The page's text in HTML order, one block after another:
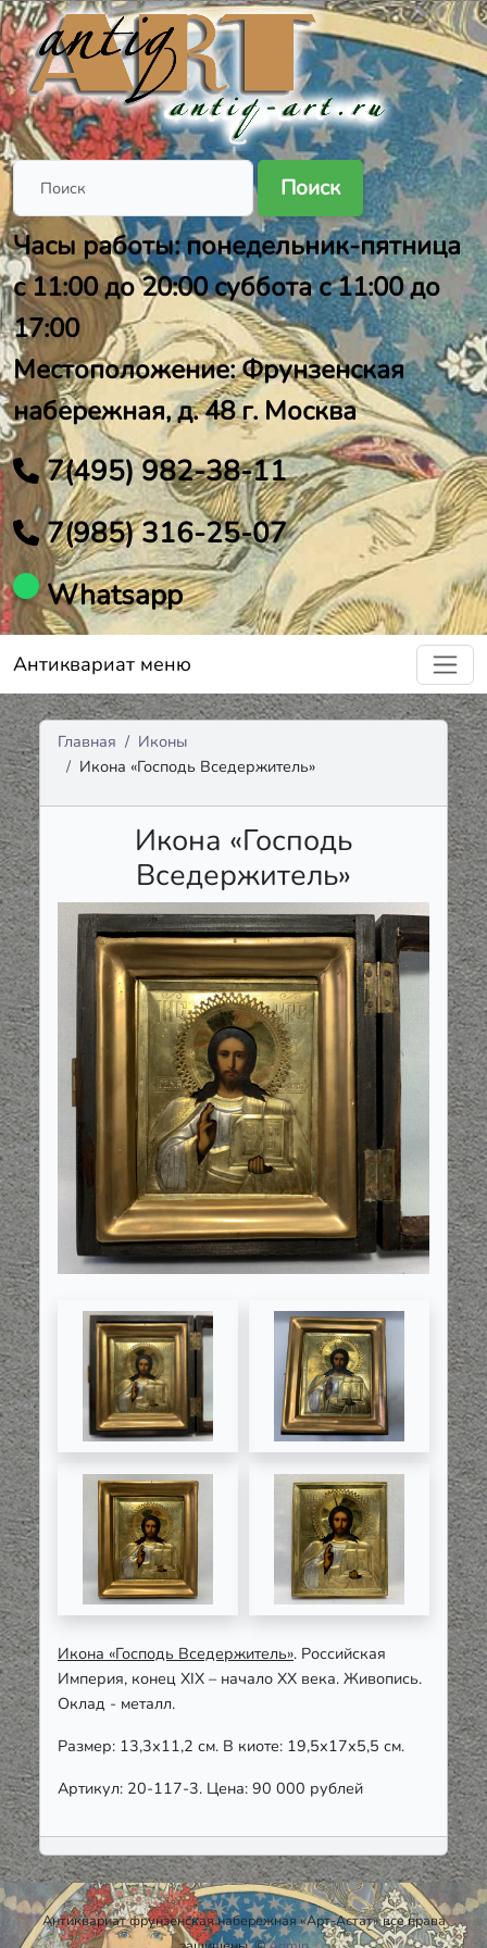
Поиск
Часы работы: понедельник-пятница
с 11:00 до 20:00 суббота с 11:00 до
17:00
Местоположение: Фрунзенская
набережная, д. 48 г. Москва
7(495) 982-38-11
7(985) 316-25-07
Whatsapp
Антиквариат меню
Главная
Иконы
Икона «Господь Вседержитель»
Икона «Господь
Вседержитель»
Икона «Господь Вседержитель». Российская
Империя, конец XIX – начало ХХ века. Живопись.
Оклад - металл.
Размер: 13,3х11,2 см. В киоте: 19,5х17х5,5 см.
Артикул: 20-117-3. Цена: 90 000 рублей
Антиквариат фрунзенская набережная «Арт-Астат» все права